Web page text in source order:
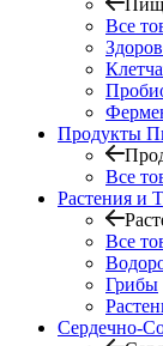
Все
Продукты
Все
Растения и
Все
Грибы
Сердечно-